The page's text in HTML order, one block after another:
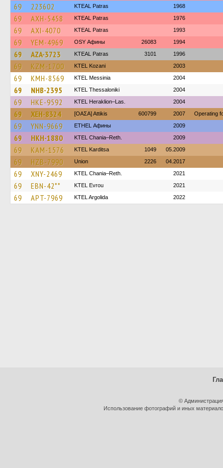
69 223602 KTEAL Patras 1968
69 AXH-5458 KTEAL Patras 1976
69 AXI-4070 KTEAL Patras 1993
69 YEM-4969 OSY Афины 26083 1994
69 AZA-3723 KTEAL Patras 3101 1996
69 KZM-1700 ΚΤΕL Kozani 2003
69 KMH-8569 KTEL Messinia 2004
69 NHB-2395 KTEL Thessaloniki 2004
69 HKE-9592 KTEL Heraklion–Las. 2004
69 XEH-8324 [ΟΑΣΑ] Αttikis 600799 2007 Operating
69 YNN-9669 ETHEL Афины 2009
69 HKH-1880 KTEL Chania–Reth. 2009
69 KAM-1576 ΚΤΕL Karditsa 1049 05.2009
69 HZB-7990 Union 2226 04.2017
69 XNY-2469 KTEL Chania–Reth. 2021
69 EBN-42** KTEL Evrou 2021
69 APT-7969 KTEL Argolida 2022
©
Использование фотографий и иных